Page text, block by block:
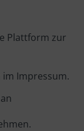
Plattform zur
im Impressum.